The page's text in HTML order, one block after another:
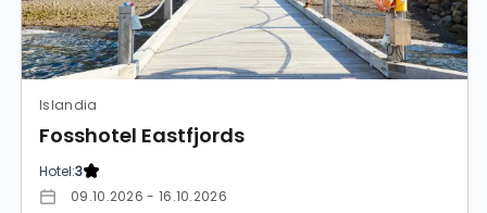
Islandia
Fosshotel Eastfjords
Hotel:3
09.10.2026 - 16.10.2026